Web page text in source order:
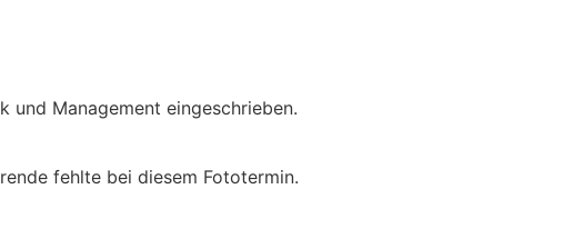
und Management eingeschrieben.
fehlte bei diesem Fototermin.